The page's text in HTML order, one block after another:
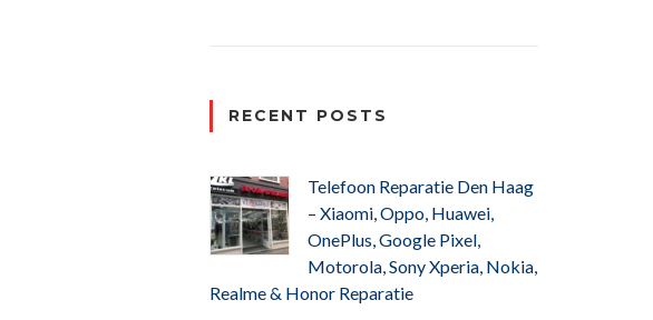
RECENT POSTS
Telefoon Reparatie Den Haag
– Xiaomi, Oppo, Huawei,
OnePlus, Google Pixel,
Motorola, Sony Xperia, Nokia,
Realme & Honor Reparatie